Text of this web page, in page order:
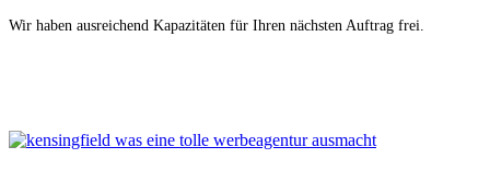
Wir haben ausreichend Kapazitäten für Ihren nächsten Auftrag frei.